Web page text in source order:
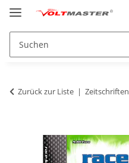
Zurück zur Liste Zeitschriften